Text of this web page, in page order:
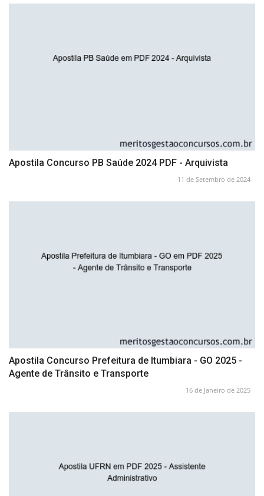
Apostila Concurso PB Saúde 2024 PDF - Arquivista
11 de Setembro de 2024
Apostila Concurso Prefeitura de Itumbiara - GO 2025 -
Agente de Trânsito e Transporte
16 de Janeiro de 2025